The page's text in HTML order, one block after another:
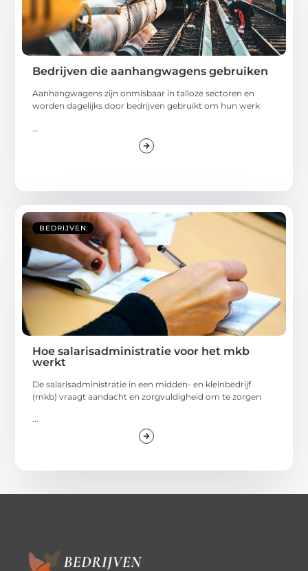
Bedrijven die aanhangwagens gebruiken
Aanhangwagens zijn onmisbaar in talloze sectoren en
worden dagelijks door bedrijven gebruikt om hun werk
BEDRIJVEN
Hoe salarisadministratie voor het mkb
werkt
De salarisadministratie in een midden- en kleinbedrijf
(mkb) vraagt aandacht en zorgvuldigheid om te zorgen